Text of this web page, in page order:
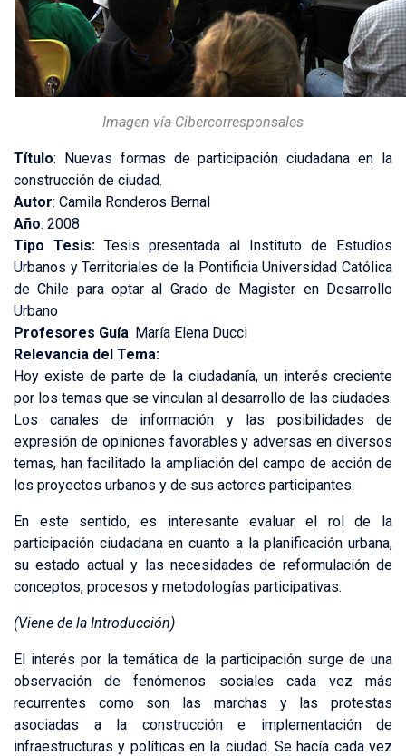
Imagen vía Cibercorresponsales
Título: Nuevas formas de participación ciudadana en la
construcción de ciudad.
Autor: Camila Ronderos Bernal
Año: 2008
Tipo Tesis: Tesis presentada al Instituto de Estudios
Urbanos y Territoriales de la Pontificia Universidad Católica
de Chile para optar al Grado de Magister en Desarrollo
Urbano
Profesores Guía: María Elena Ducci
Relevancia del Tema:
Hoy existe de parte de la ciudadanía, un interés creciente
por los temas que se vinculan al desarrollo de las ciudades.
Los canales de información y las posibilidades de
expresión de opiniones favorables y adversas en diversos
temas, han facilitado la ampliación del campo de acción de
los proyectos urbanos y de sus actores participantes.
En este sentido, es interesante evaluar el rol de la
participación ciudadana en cuanto a la planificación urbana,
su estado actual y las necesidades de reformulación de
conceptos, procesos y metodologías participativas.
(Viene de la Introducción)
El interés por la temática de la participación surge de una
observación de fenómenos sociales cada vez más
recurrentes como son las marchas y las protestas
asociadas a la construcción e implementación de
infraestructuras y políticas en la ciudad. Se hacía cada vez